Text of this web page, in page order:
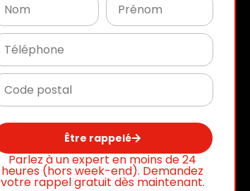
Être rappelé
Parlez à un expert en moins de 24
heures (hors week-end). Demandez
votre rappel gratuit dès maintenant.